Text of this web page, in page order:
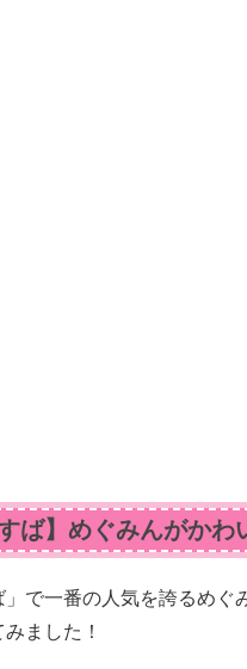
すば】めぐみんがかわ
」で一番の人気を誇るめぐ
ました！